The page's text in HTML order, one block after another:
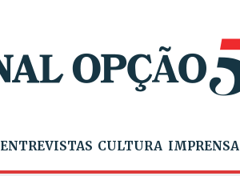
ENTREVISTAS CULTURA IMPRENSA